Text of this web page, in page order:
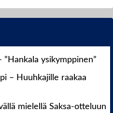
ysikymppinen”
– Huuhkajille raakaa
mielellä Saksa-otteluun